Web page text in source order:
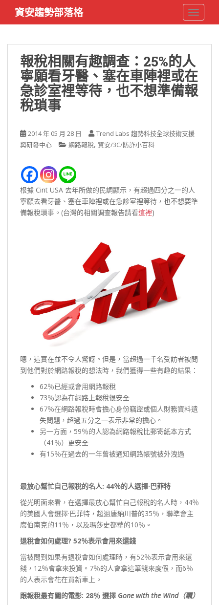
i
資安趨勢部落格
報稅相關有趣調查：25%的人
寧願看牙醫、塞在車陣裡或在
急診室裡等待，也不想準備報
稅瑣事
2014 年 05 月 28 日
Trend Labs 趨勢科技全球技術支援
與研發中心
網路報稅, 資安/3C/防詐小百科
根據 Cint USA 去年所做的民調顯示，有超過四分之一的人
寧願去看牙醫、塞在車陣裡或在急診室裡等待，也不想要準
備報稅瑣事。(台灣的相關調查報告請看這裡)
嗯，這實在並不令人驚訝。但是，當超過一千名受訪者被問
到他們對於網路報稅的想法時，我們獲得一些有趣的結果：
62％已經或會用網路報稅
73％認為在網路上報稅很安全
67％在網路報稅時會擔心身份竊盜或個人財務資料遺
失問題，超過五分之一表示非常的擔心。
另一方面，59％的人認為網路報稅比郵寄紙本方式
（41％）更安全
有15％在過去的一年曾被通知網路帳號被外洩過
最放心幫忙自己報稅的名人: 44％的人選擇·巴菲特
從光明面來看，在選擇最放心幫忙自己報稅的名人時，44％
的美國人會選擇·巴菲特，超過唐納川普的35％，聯準會主
席伯南克的11％，以及瑪莎史都華的10％。
退稅會如何處理? 52％表示會用來還錢
當被問到如果有退稅會如何處理時，有52％表示會用來還
錢，12％會拿來投資。7％的人會拿這筆錢來度假，而6％
的人表示會花在買新車上。
跟報稅最有關的電影: 28％ 選擇 Gone with the Wind（飄）